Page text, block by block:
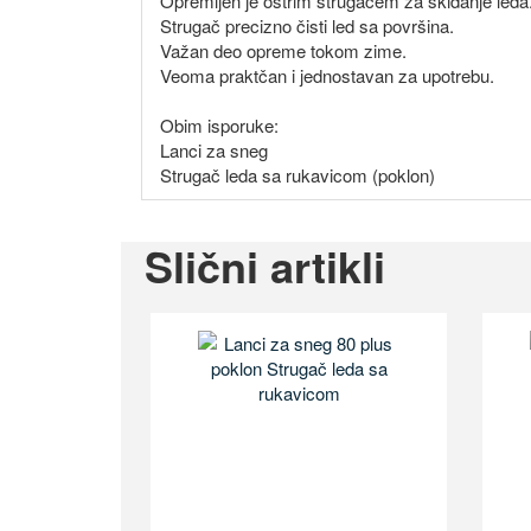
Strugač precizno čisti led sa površina.
Važan deo opreme tokom zime.
Veoma praktčan i jednostavan za upotrebu.
Obim isporuke:
Lanci za sneg
Strugač leda sa rukavicom (poklon)
Slični artikli